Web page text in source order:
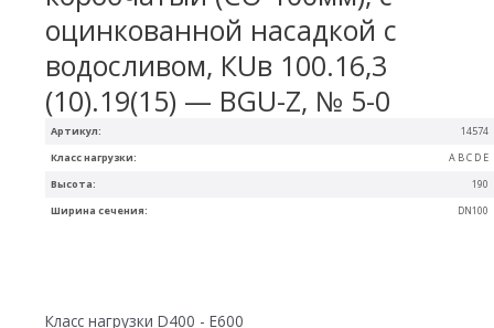
Артикул: 14574
Ширина сечения: DN100
Высота: 190
Класс нагрузки: A B C D E
оцинкованной насадкой с
водосливом, КUв 100.16,3
(10).19(15) — BGU-Z, № 5-0
Класс нагрузки D400 - E600